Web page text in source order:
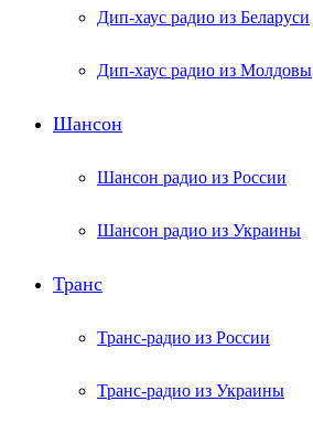
Дип-хаус радио из Беларуси
Дип-хаус радио из Молдовы
Шансон
Шансон радио из России
Шансон радио из Украины
Транс
Транс-радио из России
Транс-радио из Украины